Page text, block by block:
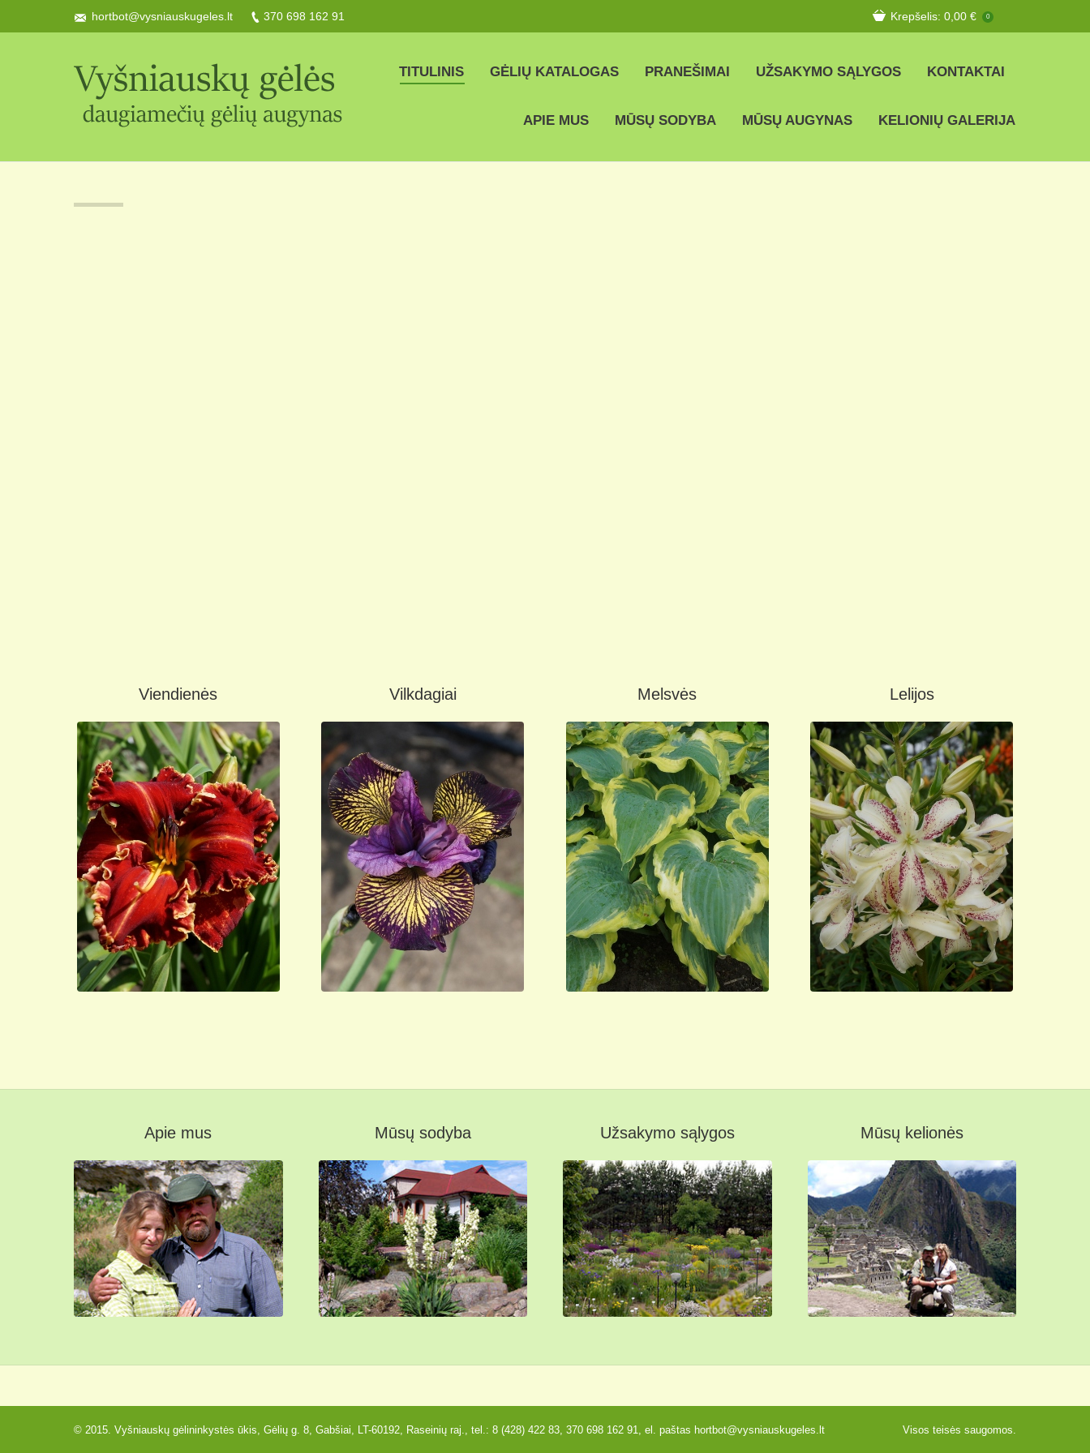
hortbot@vysniauskugeles.lt 370 698 162 91 Krepšelis: 0,00 € 0
TITULINIS GĖLIŲ KATALOGAS PRANEŠIMAI UŽSAKYMO SĄLYGOS KONTAKTAI
APIE MUS MŪSŲ SODYBA MŪSŲ AUGYNAS KELIONIŲ GALERIJA
Viendienės Vilkdagiai Melsvės Lelijos
Apie mus Mūsų sodyba Užsakymo sąlygos Mūsų kelionės
© 2015. Vyšniauskų gėlininkystės ūkis, Gėlių g. 8, Gabšiai, LT-60192, Raseinių raj., tel.: 8 (428) 422 83, 370 698 162 91, el. paštas hortbot@vysniauskugeles.lt Visos teisės saugomos.